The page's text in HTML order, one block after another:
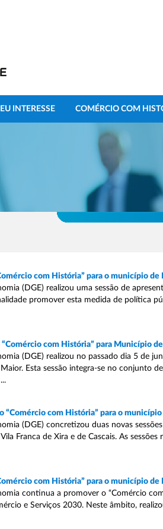
INTERESSE COMÉRCIO COM
com História” para o município de
(DGE) realizou uma sessão de
promover esta medida de política
“Comércio com História” para Município
(DGE) realizou no passado dia 5 de
Esta sessão integra-se no conjunto
“Comércio com História” para o
(DGE) concretizou duas novas
Franca de Xira e de Cascais. As
com História” para o município de
continua a promover o “Comércio
e Serviços 2030. Neste âmbito,